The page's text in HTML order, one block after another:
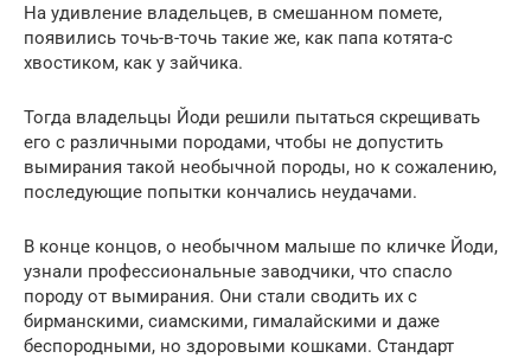
На удивление владельцев, в смешанном помете,
появились точь-в-точь такие же, как папа котята-с
хвостиком, как у зайчика.
Тогда владельцы Йоди решили пытаться скрещивать
его с различными породами, чтобы не допустить
вымирания такой необычной породы, но к сожалению,
последующие попытки кончались неудачами.
В конце концов, о необычном малыше по кличке Йоди,
узнали профессиональные заводчики, что спасло
породу от вымирания. Они стали сводить их с
бирманскими, сиамскими, гималайскими и даже
беспородными, но здоровыми кошками. Стандарт